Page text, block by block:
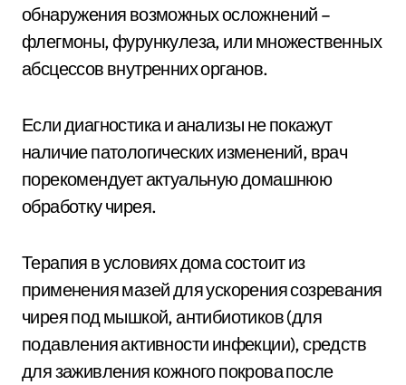
обнаружения возможных осложнений –
флегмоны, фурункулеза, или множественных
абсцессов внутренних органов.
Если диагностика и анализы не покажут
наличие патологических изменений, врач
порекомендует актуальную домашнюю
обработку чирея.
Терапия в условиях дома состоит из
применения мазей для ускорения созревания
чирея под мышкой, антибиотиков (для
подавления активности инфекции), средств
для заживления кожного покрова после